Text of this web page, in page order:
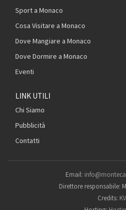
Sport a Monaco
Cosa Visitare a Monaco
Dove Mangiare a Monaco
Dove Dormire a Monaco
Eventi
LINK UTILI
Chi Siamo
Pubblicità
Contatti
Email:
Direttore responsabile:
Credits: